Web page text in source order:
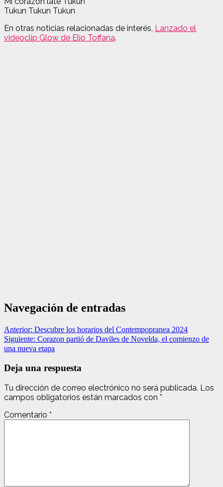
Tukun Tukun Tukun
En otras noticias relacionadas de interés, Lanzado el
videoclip Glow de Elio Toffana.
Navegación de entradas
Anterior: Descubre los horarios del Contempopranea 2024
Siguiente: Corazon partió de Daviles de Novelda, el comienzo de
una nueva etapa
Deja una respuesta
Tu dirección de correo electrónico no será publicada. Los
campos obligatorios están marcados con *
Comentario *